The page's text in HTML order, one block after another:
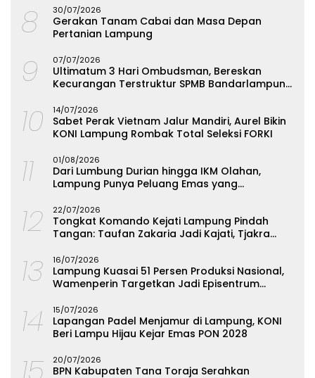
8 30/07/2026
Gerakan Tanam Cabai dan Masa Depan
Pertanian Lampung
9 07/07/2026
Ultimatum 3 Hari Ombudsman, Bereskan
Kecurangan Terstruktur SPMB Bandarlampung
10 14/07/2026
Sabet Perak Vietnam Jalur Mandiri, Aurel Bikin
KONI Lampung Rombak Total Seleksi FORKI
11 01/08/2026
Dari Lumbung Durian hingga IKM Olahan,
Lampung Punya Peluang Emas yang
12 22/07/2026
Tongkat Komando Kejati Lampung Pindah
Tangan: Taufan Zakaria Jadi Kajati, Tjakra
13 16/07/2026
Lampung Kuasai 51 Persen Produksi Nasional,
Wamenperin Targetkan Jadi Episentrum
14 15/07/2026
Lapangan Padel Menjamur di Lampung, KONI
Beri Lampu Hijau Kejar Emas PON 2028
20/07/2026
BPN Kabupaten Tana Toraja Serahkan